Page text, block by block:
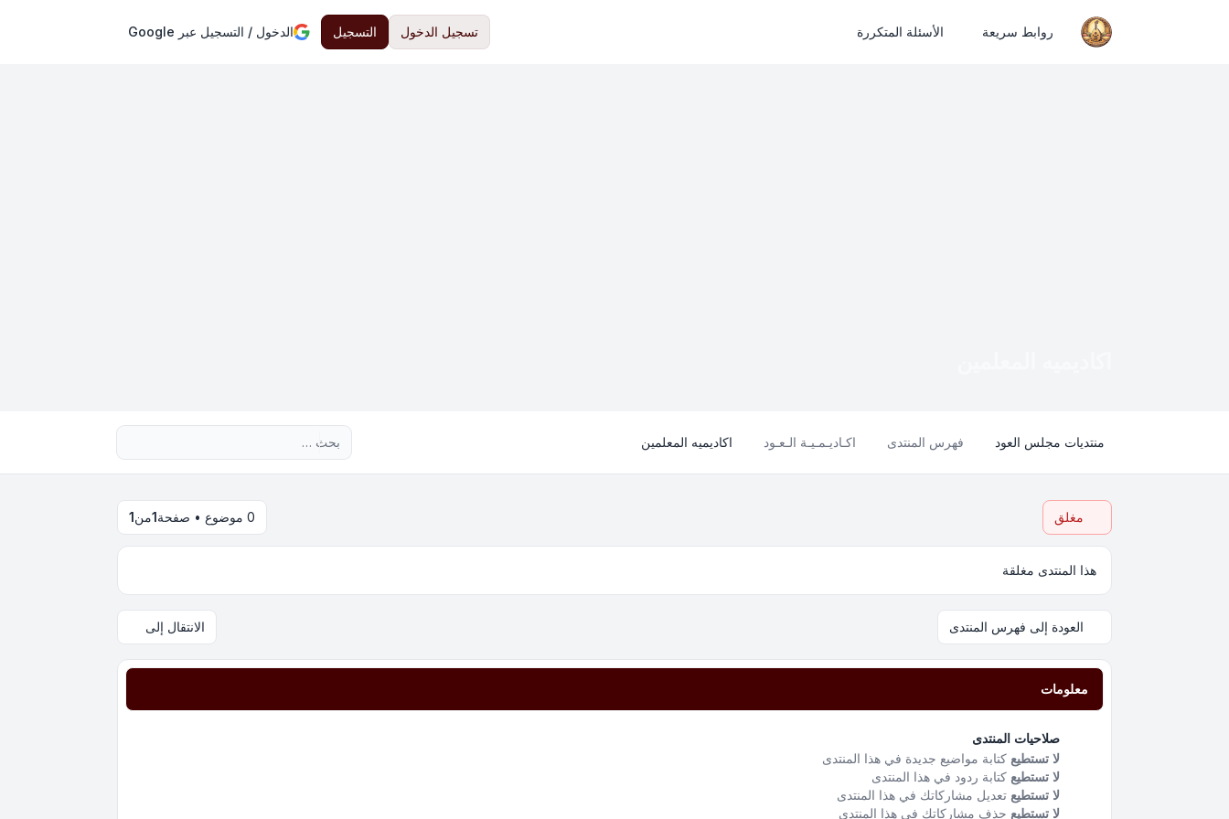
روابط سريعة الأسئلة المتكررة تسجيل الدخول التسجيل الدخول / التسجيل عبر Google
منتديات مجلس العود فهرس المنتدى اكـاديـمـيـة الـعـود اكاديميه المعلمين
مغلق 0 موضوع • صفحة 1من1
هذا المنتدى مغلقة
العودة إلى فهرس المنتدى الانتقال إلى
معلومات
صلاحيات المنتدى
لا تستطيع كتابة مواضيع جديدة في هذا المنتدى
لا تستطيع كتابة ردود في هذا المنتدى
لا تستطيع تعديل مشاركاتك في هذا المنتدى
لا تستطيع حذف مشاركاتك في هذا المنتدى